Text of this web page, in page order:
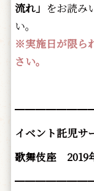
流れ」 をお読み
い。
※実施日が限ら
さい。
イベント託児サ
歌舞伎座 2019